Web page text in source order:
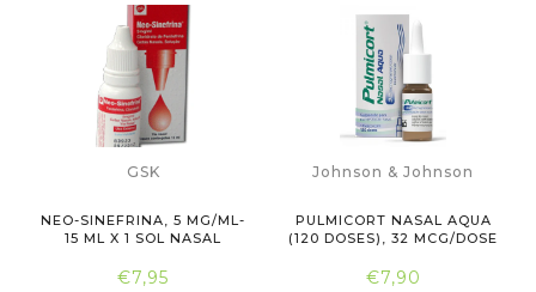
GSK
NEO-SINEFRINA, 5 MG/ML-
15 ML X 1 SOL NASAL
€7,95
Johnson & Johnson
PULMICORT NASAL AQUA
(120 DOSES), 32 MCG/DOSE
€7,90